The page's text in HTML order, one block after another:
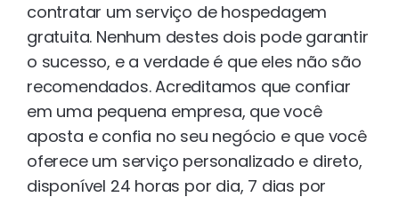
contratar um serviço de hospedagem
gratuita. Nenhum destes dois pode garantir
o sucesso, e a verdade é que eles não são
recomendados. Acreditamos que confiar
em uma pequena empresa, que você
aposta e confia no seu negócio e que você
oferece um serviço personalizado e direto,
disponível 24 horas por dia, 7 dias por